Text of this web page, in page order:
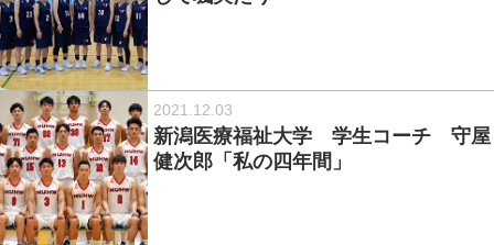
2021.12.03
新潟医療福祉大学 学生コーチ 守屋
健次郎「私の四年間」